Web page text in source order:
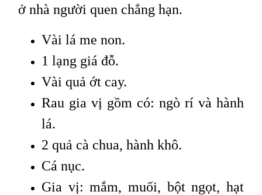
ở nhà người quen chẳng hạn.
Vài lá me non.
1 lạng giá đỗ.
Vài quả ớt cay.
Rau gia vị gồm có: ngò rí và hành
lá.
2 quả cà chua, hành khô.
Cá nục.
Gia vị: mắm, muối, bột ngọt, hạt